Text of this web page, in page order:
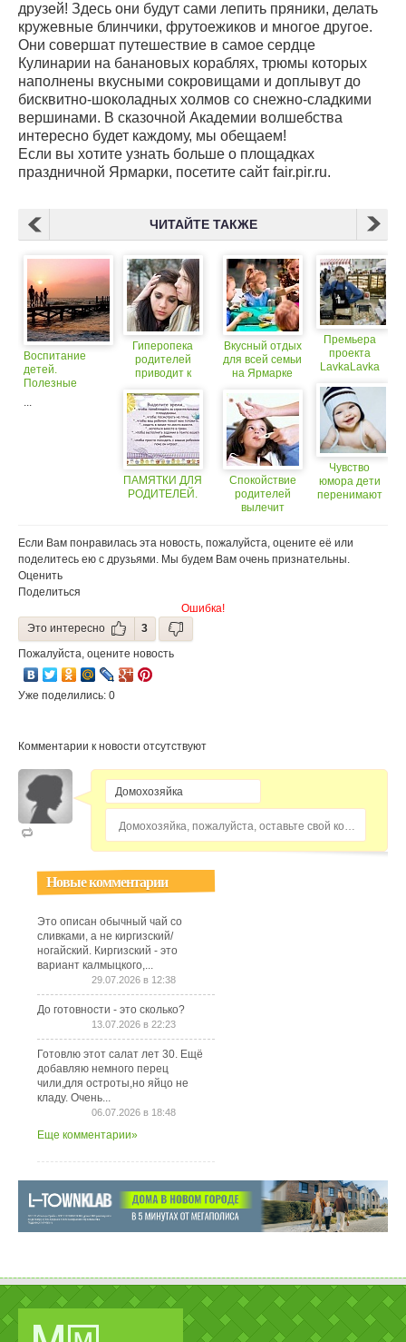
друзей! Здесь они будут сами лепить пряники, делать
кружевные блинчики, фрутоежиков и многое другое.
Они совершат путешествие в самое сердце
Кулинарии на банановых кораблях, трюмы которых
наполнены вкусными сокровищами и доплывут до
бисквитно-шоколадных холмов со снежно-сладкими
вершинами. В сказочной Академии волшебства
интересно будет каждому, мы обещаем!
Если вы хотите узнать больше о площадках
праздничной Ярмарки, посетите сайт fair.pir.ru.
ЧИТАЙТЕ ТАКЖЕ
Воспитание
детей.
Полезные
...
Гиперопека
родителей
приводит к
пищевого
поведения у
детей
ПАМЯТКИ ДЛЯ
РОДИТЕЛЕЙ.
Вкусный отдых
для всей семьи
на Ярмарке
Спокойствие
родителей
вылечит
Премьера
проекта
LavkaLavka
Россия» на
Ярмарке
«ПИР»
Чувство
юмора дети
перенимают
Если Вам понравилась эта новость, пожалуйста, оцените её или
поделитесь ею с друзьями. Мы будем Вам очень признательны.
Оценить
Поделиться
Ошибка!
Это интересно
3
Пожалуйста, оцените новость
Уже поделились: 0
Комментарии к новости отсутствуют
Домохозяйка, пожалуйста, оставьте свой комментарий...
Новые комментарии
Это описан обычный чай со
сливками, а не киргизский/
ногайский. Киргизский - это
вариант калмыцкого,...
29.07.2026 в 12:38
До готовности - это сколько?
13.07.2026 в 22:23
Готовлю этот салат лет 30. Ещё
добавляю немного перец
чили,для остроты,но яйцо не
кладу. Очень...
06.07.2026 в 18:48
Еще комментарии»